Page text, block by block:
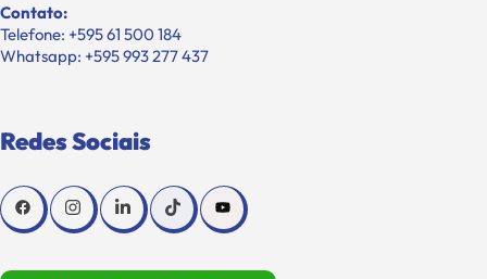
Contato:
Telefone: +595 61 500 184
Whatsapp: +595 993 277 437
Redes Sociais